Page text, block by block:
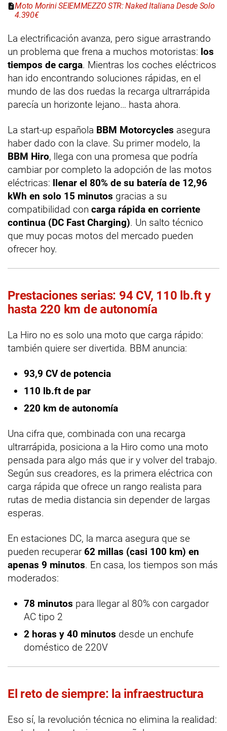
Moto Morini SEIEMMEZZO STR: Naked Italiana Desde Solo
4.390€
La electrificación avanza, pero sigue arrastrando
un problema que frena a muchos motoristas: los
tiempos de carga. Mientras los coches eléctricos
han ido encontrando soluciones rápidas, en el
mundo de las dos ruedas la recarga ultrarrápida
parecía un horizonte lejano… hasta ahora.
La start-up española BBM Motorcycles asegura
haber dado con la clave. Su primer modelo, la
BBM Hiro, llega con una promesa que podría
cambiar por completo la adopción de las motos
eléctricas: llenar el 80% de su batería de 12,96
kWh en solo 15 minutos gracias a su
compatibilidad con carga rápida en corriente
continua (DC Fast Charging). Un salto técnico
que muy pocas motos del mercado pueden
ofrecer hoy.
Prestaciones serias: 94 CV, 110 lb.ft y
hasta 220 km de autonomía
La Hiro no es solo una moto que carga rápido:
también quiere ser divertida. BBM anuncia:
93,9 CV de potencia
110 lb.ft de par
220 km de autonomía
Una cifra que, combinada con una recarga
ultrarrápida, posiciona a la Hiro como una moto
pensada para algo más que ir y volver del trabajo.
Según sus creadores, es la primera eléctrica con
carga rápida que ofrece un rango realista para
rutas de media distancia sin depender de largas
esperas.
En estaciones DC, la marca asegura que se
pueden recuperar 62 millas (casi 100 km) en
apenas 9 minutos. En casa, los tiempos son más
moderados:
78 minutos para llegar al 80% con cargador
AC tipo 2
2 horas y 40 minutos desde un enchufe
doméstico de 220V
El reto de siempre: la infraestructura
Eso sí, la revolución técnica no elimina la realidad: